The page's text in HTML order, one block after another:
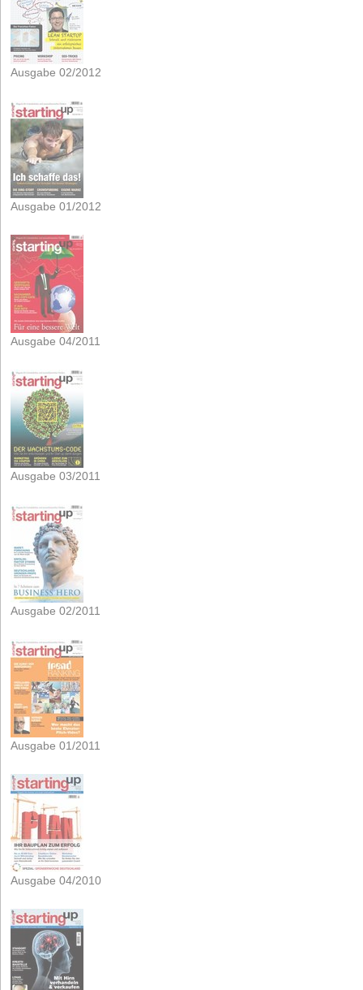
Ausgabe 02/2012
Ausgabe 01/2012
Ausgabe 04/2011
Ausgabe 03/2011
Ausgabe 02/2011
Ausgabe 01/2011
Ausgabe 04/2010